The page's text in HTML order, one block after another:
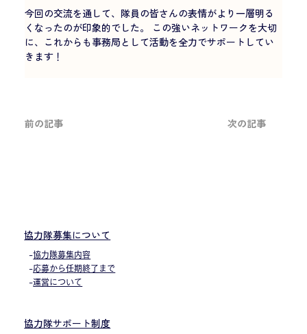
今回の交流を通して、隊員の皆さんの表情がより一層明る
くなったのが印象的でした。 この強いネットワークを大切
に、これからも事務局として活動を全力でサポートしてい
きます！
前の記事 次の記事
協力隊募集について
-協力隊募集内容
-応募から任期終了まで
-運営について
協力隊サポート制度